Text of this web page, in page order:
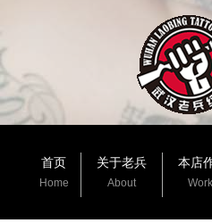
首页
Home
关于老兵
About
本店